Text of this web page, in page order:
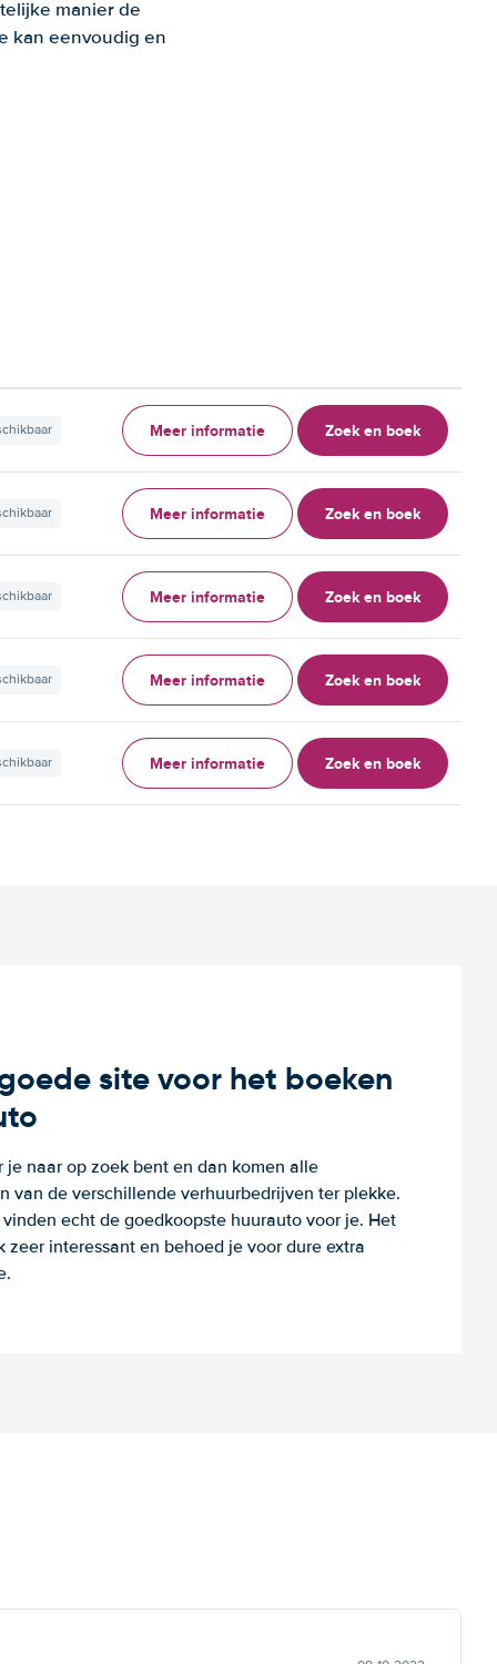
manier de
kan eenvoudig en
Meer informatie Zoek en boek
Meer informatie Zoek en boek
Meer informatie Zoek en boek
Meer informatie Zoek en boek
Meer informatie Zoek en boek
site voor het boeken
naar op zoek bent en dan komen alle
van de verschillende verhuurbedrijven ter plekke.
echt de goedkoopste huurauto voor je. Het
zeer interessant en behoed je voor dure extra